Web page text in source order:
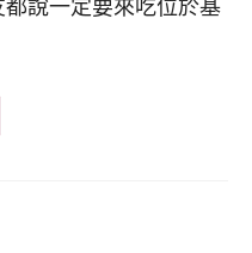
說一定要來吃位於基